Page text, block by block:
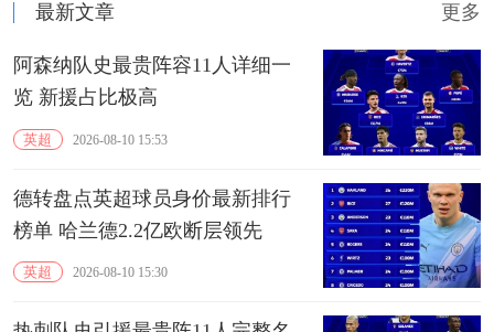
最新文章 更多
阿森纳队史最贵阵容11人详细一
览 ‌新援占比极高‌
英超 2026-08-10 15:53
德转盘点英超球员身价最新排行
榜单 哈兰德2.2亿欧断层领先
英超 2026-08-10 15:30